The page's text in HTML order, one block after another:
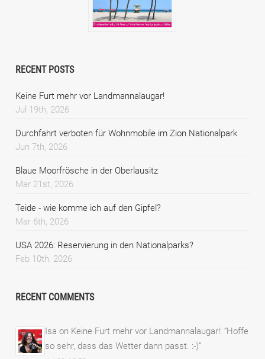
RECENT POSTS
Keine Furt mehr vor Landmannalaugar!
Jul 19th, 2026
Durchfahrt verboten für Wohnmobile im Zion Nationalpark
Jun 7th, 2026
Blaue Moorfrösche in der Oberlausitz
Mar 21st, 2026
Teide - wie komme ich auf den Gipfel?
Mar 6th, 2026
USA 2026: Reservierung in den Nationalparks?
Feb 10th, 2026
RECENT COMMENTS
Isa on Keine Furt mehr vor Landmannalaugar!: “Hoffe
so sehr, dass das Wetter dann passt. :-)”